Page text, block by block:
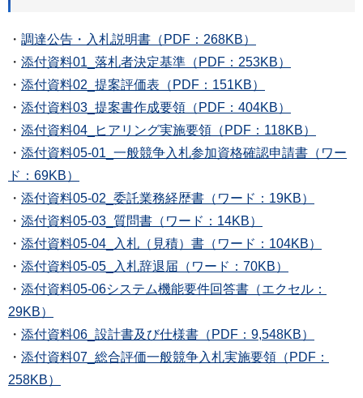
・ 調達公告・入札説明書（PDF：268KB）
・ 添付資料01_落札者決定基準（PDF：253KB）
・ 添付資料02_提案評価表（PDF：151KB）
・ 添付資料03_提案書作成要領（PDF：404KB）
・ 添付資料04_ヒアリング実施要領（PDF：118KB）
・ 添付資料05-01_一般競争入札参加資格確認申請書（ワー
ド：69KB）
・ 添付資料05-02_委託業務経歴書（ワード：19KB）
・ 添付資料05-03_質問書（ワード：14KB）
・ 添付資料05-04_入札（見積）書（ワード：104KB）
・ 添付資料05-05_入札辞退届（ワード：70KB）
・ 添付資料05-06システム機能要件回答書（エクセル：
29KB）
・ 添付資料06_設計書及び仕様書（PDF：9,548KB）
・ 添付資料07_総合評価一般競争入札実施要領（PDF：
258KB）